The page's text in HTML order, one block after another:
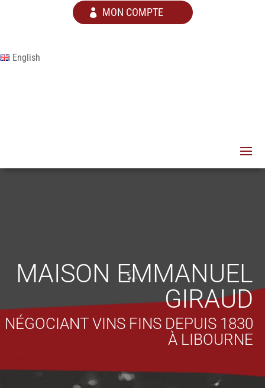
MON COMPTE
English
MAISON EMMANUEL
GIRAUD
NÉGOCIANT VINS FINS DEPUIS 1830
À LIBOURNE